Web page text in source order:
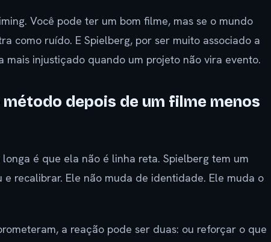
Você pode ter um bom filme, mas se o mundo
como ruído. E Spielberg, por ser muito associado a
mais injustiçado quando um projeto não vira evento.
depois de um filme menos
é que ela não é linha reta. Spielberg tem um
recalibrar. Ele não muda de identidade. Ele muda o
a reação pode ser duas: ou reforçar o que